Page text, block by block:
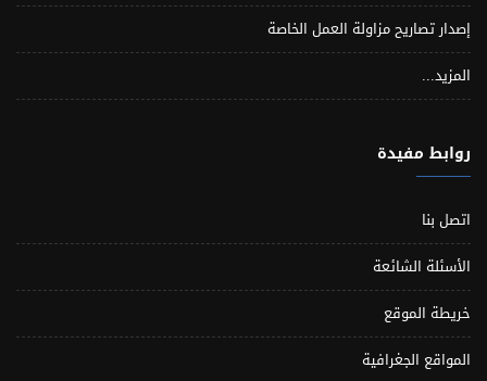
إصدار تصاريح مزاولة العمل الخاصة
المزيد...
روابط مفيدة
اتصل بنا
الأسئلة الشائعة
خريطة الموقع
المواقع الجغرافية